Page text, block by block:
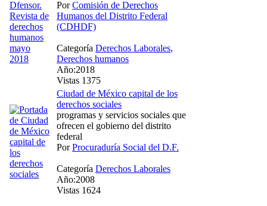
PorComisión de Derechos
Humanos del Distrito Federal
(CDHDF)
Categoría Derechos Laborales,
Derechos humanos
Año:2018
Vistas 1375
Ciudad de México capital de los
derechos sociales
programas y servicios sociales que
ofrecen el gobierno del distrito
federal
PorProcuraduría Social del D.F.
Categoría Derechos Laborales
Año:2008
Vistas 1624